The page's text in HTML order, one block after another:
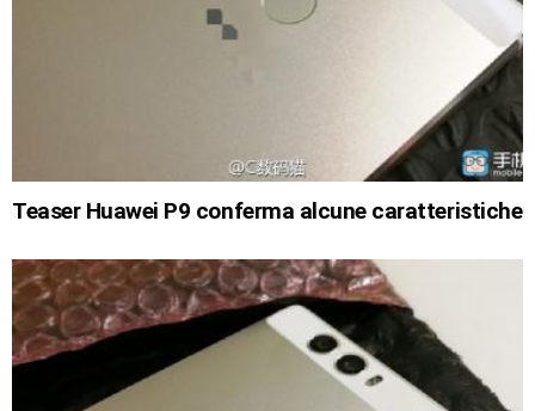
Teaser Huawei P9 conferma alcune caratteristiche